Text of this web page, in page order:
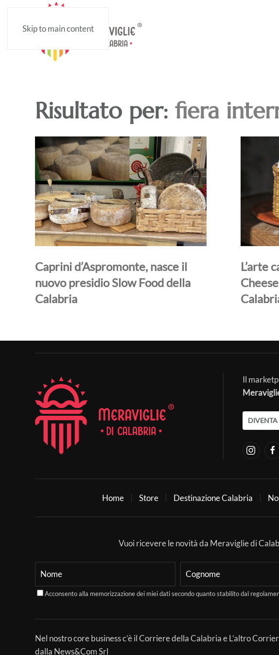
Skip to main content
Risultato per: fiera
Caprini d’Aspromonte, nasce il
nuovo presidio Slow Food della
Calabria
L’arte
Il
Home Store Destinazione Calabria
Vuoi ricevere le novità da Meraviglie di
Acconsento alla memorizzazione dei miei dati secondo quanto stabilito dal
Nel nostro core business c’è il Corriere della Calabria e L’altro
dalla News&Com Srl